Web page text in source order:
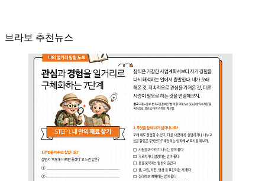
브라보 추천뉴스